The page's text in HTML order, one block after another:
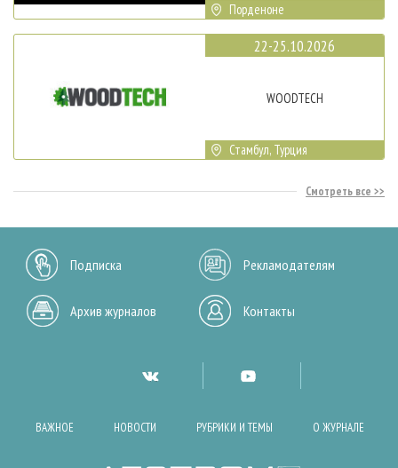
Порденоне
22-25.10.2026
WOODTECH
Стамбул, Турция
Смотреть все
Подписка Рекламодателям
Архив журналов Контакты
ВАЖНОЕ НОВОСТИ РУБРИКИ И ТЕМЫ О ЖУРНАЛЕ